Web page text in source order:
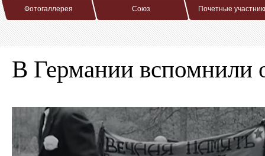
Фотогаллерея Союз Почетные
В Германии вспомнили